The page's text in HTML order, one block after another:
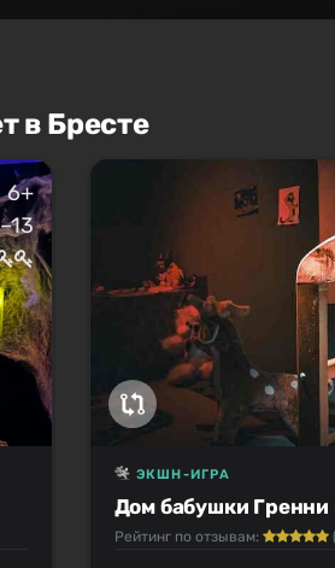
в Бресте
6+
Дом бабушки Гренни
ЭКШН-ИГРА
Рейтинг по отзывам: